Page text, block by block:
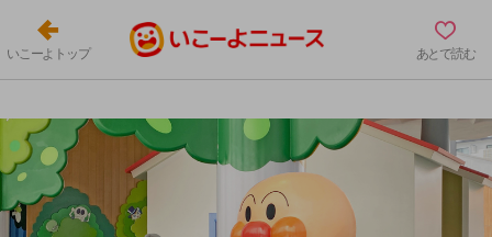
いこーよトップ あとで読む